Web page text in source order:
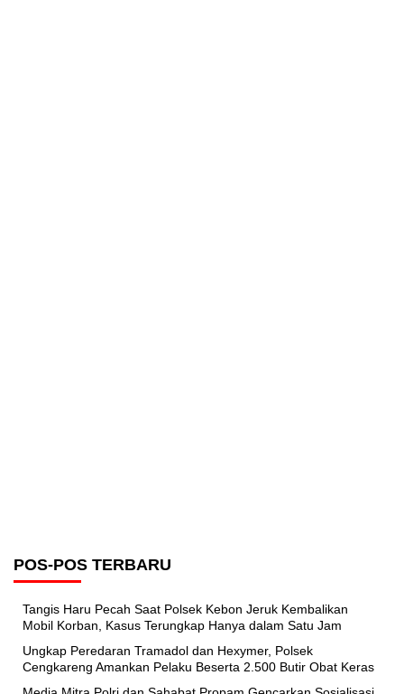
POS-POS TERBARU
Tangis Haru Pecah Saat Polsek Kebon Jeruk Kembalikan
Mobil Korban, Kasus Terungkap Hanya dalam Satu Jam
Ungkap Peredaran Tramadol dan Hexymer, Polsek
Cengkareng Amankan Pelaku Beserta 2.500 Butir Obat Keras